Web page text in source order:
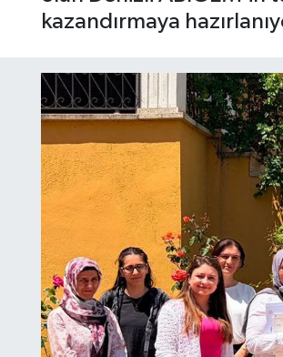
kazandırmaya